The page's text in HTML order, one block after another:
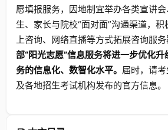
愿填报服务，因地制宜举办各类宣讲
生、家长与院校“面对面”沟通渠道，
上咨询、网络直播等方式拓展咨询服务
部“阳光志愿”信息服务将进一步优化
务的信息化、数智化水平。 届时，请
及各地招生考试机构发布的官方信息。